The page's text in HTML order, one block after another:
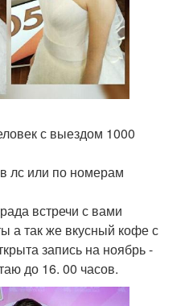
с выездом 1000
лс или по номерам
встречи с вами
а так же вкусный кофе с
запись на ноябрь -
до 16. 00 часов.